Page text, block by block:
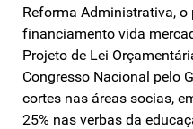
Reforma Administrativa, o
financiamento vida
Projeto de Lei
Congresso Nacional pelo
cortes nas áreas socias,
25% nas verbas da